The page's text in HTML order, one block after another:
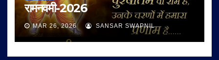
रामनवमी-2026
MAR 26, 2026 SANSAR SWAPNIL